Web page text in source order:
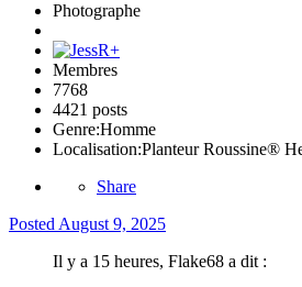
Photographe
Membres
7768
4421 posts
Genre:Homme
Localisation:Planteur Roussine®
Share
PostedAugust 9, 2025
Il y a 15 heures, Flake68 a dit :